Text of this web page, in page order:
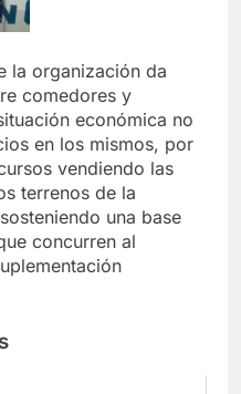
la organización da
comedores y
económica no
en los mismos, por
vendiendo las
terrenos de la
una base
concurren al